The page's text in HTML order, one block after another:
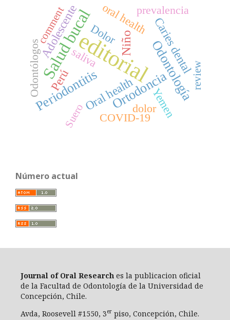
editorial
Salud bucal
Ortodoncia
Periodontitis Odontología
Niño Caries dental
Perú Oral health
Adolescentesaliva
Yemen
oral healthprevalencia
Dolor
dolor
COVID-19
Odontólogos
comment
review
Suero
Número actual
Journal of Oral Research es la publicacion oficial
de la Facultad de Odontología de la Universidad de
Concepción, Chile.
Avda, Roosevell #1550, 3er piso, Concepción, Chile.